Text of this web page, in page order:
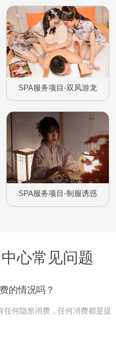
SPA服务项目-双凤游龙
SPA服务项目-制服诱惑
心常见问题
的情况吗？
任何隐形消费，任何消费都是提